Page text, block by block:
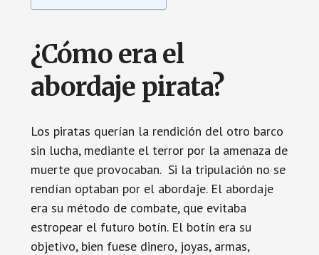
¿Cómo era el
abordaje pirata?
Los piratas querían la rendición del otro barco
sin lucha, mediante el terror por la amenaza de
muerte que provocaban. Si la tripulación no se
rendían optaban por el abordaje. El abordaje
era su método de combate, que evitaba
estropear el futuro botín. El botín era su
objetivo, bien fuese dinero, joyas, armas,